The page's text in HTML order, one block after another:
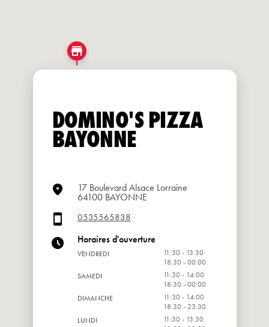
DOMINO'S PIZZA
BAYONNE
17 Boulevard Alsace Lorraine
64100 BAYONNE
0535565838
Horaires d'ouverture
VENDREDI
11:30 - 13:30
18:30 - 00:00
SAMEDI
11:30 - 14:00
18:30 - 00:00
DIMANCHE
11:30 - 14:00
18:30 - 23:30
LUNDI
11:30 - 13:30